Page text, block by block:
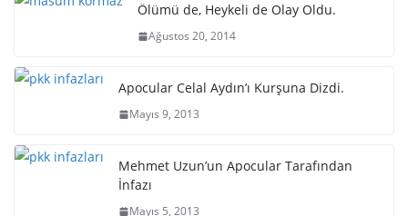
Ölümü de, Heykeli de Olay Oldu.
Ağustos 20, 2014
Apocular Celal Aydın’ı Kurşuna Dizdi.
Mayıs 9, 2013
Mehmet Uzun’un Apocular Tarafından
İnfazı
Mayıs 5, 2013